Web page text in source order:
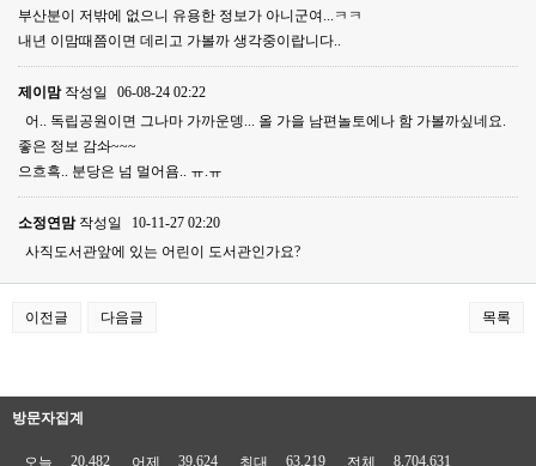
부산분이 저밖에 없으니 유용한 정보가 아니군여...ㅋㅋ
내년 이맘때쯤이면 데리고 가볼까 생각중이랍니다..
제이맘 작성일
06-08-24 02:22
어.. 독립공원이면 그나마 가까운뎅... 올 가을 남편놀토에나 함 가볼까싶네요.
좋은 정보 감솨~~~
으흐흑.. 분당은 넘 멀어욤.. ㅠ.ㅠ
소정연맘 작성일
10-11-27 02:20
사직도서관앞에 있는 어린이 도서관인가요?
이전글 다음글 목록
방문자집계
오늘 20,482 어제 39,624 최대 63,219 전체 8,704,631